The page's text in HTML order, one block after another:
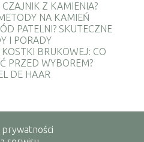
CZAJNIK Z KAMIENIA?
NA KAMIEŃ
PATELNI? SKUTECZNE
I PORADY
BRUKOWEJ: CO
PRZED WYBOREM?
DE HAAR
prywatności